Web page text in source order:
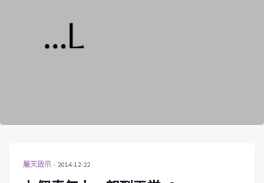
屬天啟示 2014-12-22